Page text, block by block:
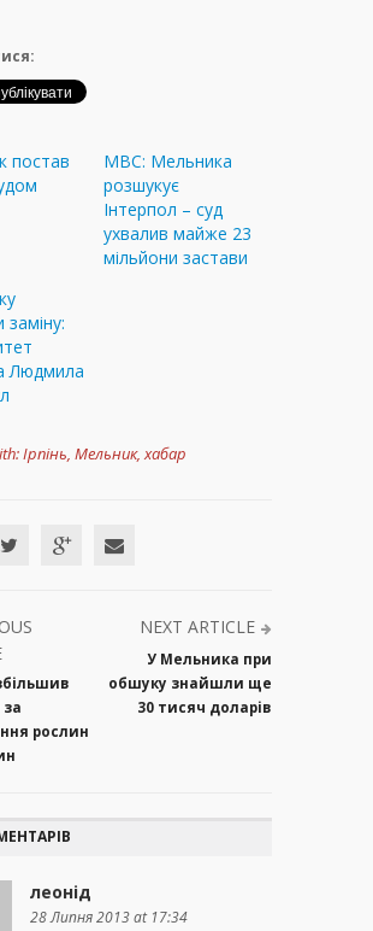
постав
МВС: Мельника
розшукує
Інтерпол – суд
ухвалив майже 23
мільйони застави
Людмила
Ірпінь, Мельник,хабар
рослин
NEXT ARTICLE
У Мельника при
обшуку знайшли ще
30 тисяч доларів
леонід
28 Липня 2013 at 17:34